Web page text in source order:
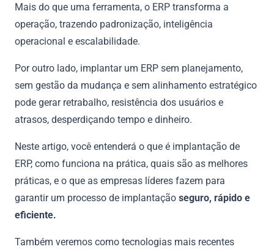
Mais do que uma ferramenta, o ERP transforma a
operação, trazendo padronização, inteligência
operacional e escalabilidade.
Por outro lado, implantar um ERP sem planejamento,
sem gestão da mudança e sem alinhamento estratégico
pode gerar retrabalho, resistência dos usuários e
atrasos, desperdiçando tempo e dinheiro.
Neste artigo, você entenderá o que é implantação de
ERP, como funciona na prática, quais são as melhores
práticas, e o que as empresas líderes fazem para
garantir um processo de implantação seguro, rápido e
eficiente.
Também veremos como tecnologias mais recentes